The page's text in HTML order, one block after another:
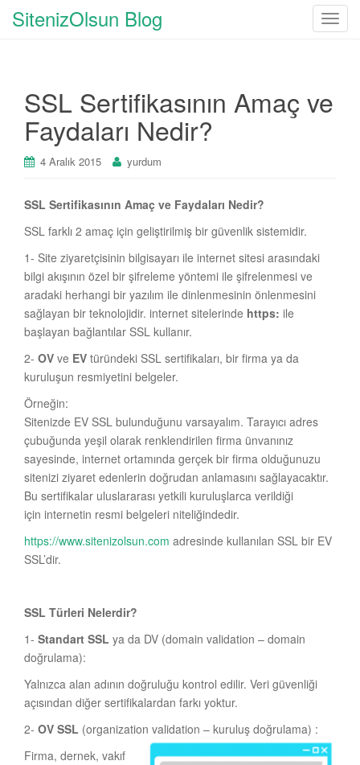
T
e
SitenizOlsun Blog
SSL Sertifikasının Amaç ve
Faydaları Nedir?
4 Aralık 2015 yurdum
SSL Sertifikasının Amaç ve Faydaları Nedir?
SSL farklı 2 amaç için geliştirilmiş bir güvenlik sistemidir.
1- Site ziyaretçisinin bilgisayarı ile internet sitesi arasındaki
bilgi akışının özel bir şifreleme yöntemi ile şifrelenmesi ve
aradaki herhangi bir yazılım ile dinlenmesinin önlenmesini
sağlayan bir teknolojidir. internet sitelerinde https: ile
başlayan bağlantılar SSL kullanır.
2- OV ve EV türündeki SSL sertifikaları, bir firma ya da
kuruluşun resmiyetini belgeler.
Örneğin:
Sitenizde EV SSL bulunduğunu varsayalım. Tarayıcı adres
çubuğunda yeşil olarak renklendirilen firma ünvanınız
sayesinde, internet ortamında gerçek bir firma olduğunuzu
sitenizi ziyaret edenlerin doğrudan anlamasını sağlayacaktır.
Bu sertifikalar uluslararası yetkili kuruluşlarca verildiği
için internetin resmi belgeleri niteliğindedir.
https://www.sitenizolsun.com adresinde kullanılan SSL bir EV
SSL’dir.
SSL Türleri Nelerdir?
1- Standart SSL ya da DV (domain validation – domain
doğrulama):
Yalnızca alan adının doğruluğu kontrol edilir. Veri güvenliği
açısından diğer sertifikalardan farkı yoktur.
2- OV SSL (organization validation – kuruluş doğrulama) :
Firma, dernek, vakıf